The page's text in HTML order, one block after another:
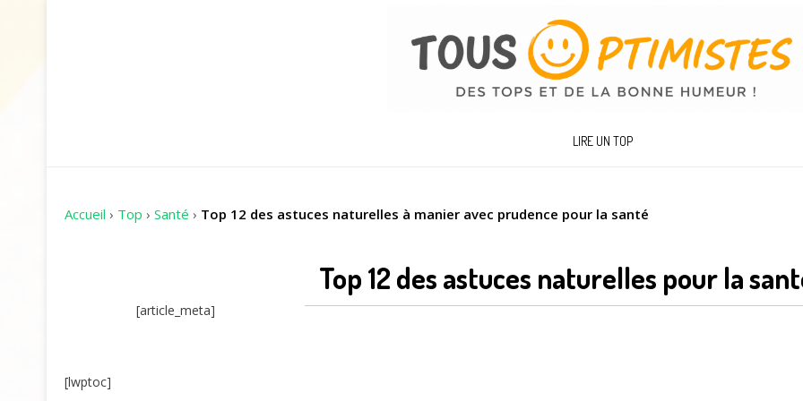
LIRE UN TOP
Accueil › Top › Santé › Top 12 des astuces naturelles à manier avec prudence pour la santé
Top 12 des astuces naturelles pour la
[article_meta]
[lwptoc]